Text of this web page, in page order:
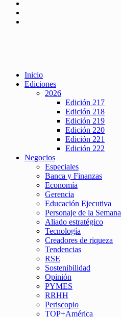
Inicio
Ediciones
2026
Edición 217
Edición 218
Edición 219
Edición 220
Edición 221
Edición 222
Negocios
Especiales
Banca y Finanzas
Economía
Gerencia
Educación Ejecutiva
Personaje de la Semana
Aliado estratégico
Tecnología
Creadores de riqueza
Tendencias
RSE
Sostenibilidad
Opinión
PYMES
RRHH
Periscopio
TOP+América